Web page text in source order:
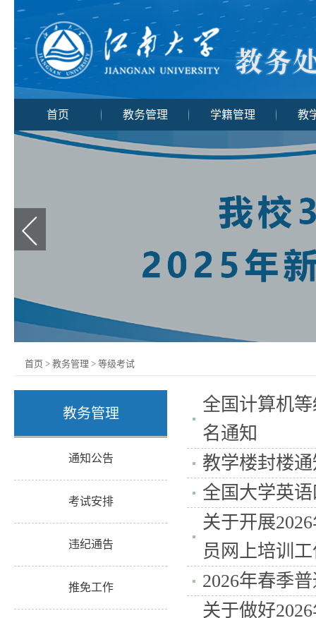
首页 教务管理 学籍管理 教
首页 > 教务管理 > 等级考试
教务管理
通知公告
考试安排
违纪通告
推免工作
全国计算机
名通知
教学楼封楼
全国大学英
关于开展
员网上培训
2026年春季
关于做好